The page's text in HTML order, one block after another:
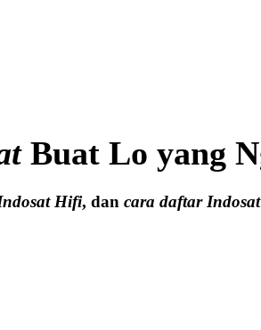
Buat Lo yang
Hifi, dan cara daftar